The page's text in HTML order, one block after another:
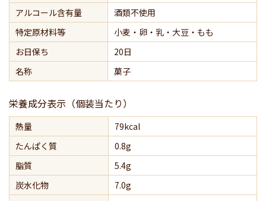
アルコール含有量
酒類不使用
特定原材料等
小麦・卵・乳・大豆・もも
お日保ち
20日
名称
菓子
栄養成分表示（個装当たり）
熱量
79kcal
たんぱく質
0.8g
脂質
5.4g
炭水化物
7.0g